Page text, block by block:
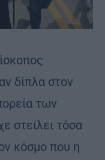
δίπλα στoν
των
στείλει τόσα
κόσμο που η